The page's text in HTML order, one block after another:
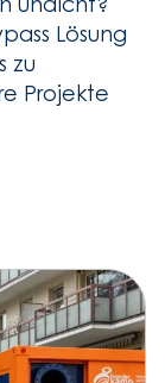
undicht?
Lösung
zu
Projekte